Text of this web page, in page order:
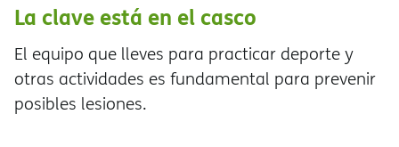
La clave está en el casco
El equipo que lleves para practicar deporte y
otras actividades es fundamental para prevenir
posibles lesiones.